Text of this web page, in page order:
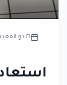
٢١ ذو القعدة ١٤٤٧ هـ